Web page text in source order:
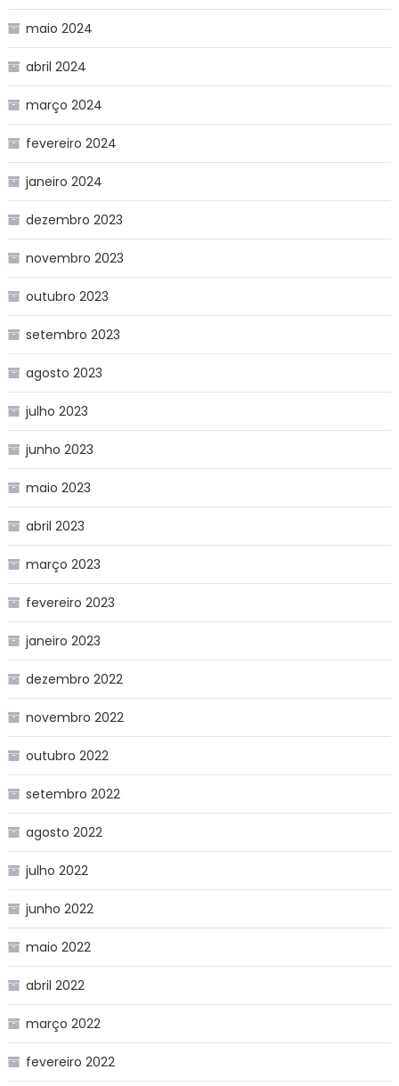
maio 2024
abril 2024
março 2024
fevereiro 2024
janeiro 2024
dezembro 2023
novembro 2023
outubro 2023
setembro 2023
agosto 2023
julho 2023
junho 2023
maio 2023
abril 2023
março 2023
fevereiro 2023
janeiro 2023
dezembro 2022
novembro 2022
outubro 2022
setembro 2022
agosto 2022
julho 2022
junho 2022
maio 2022
abril 2022
março 2022
fevereiro 2022